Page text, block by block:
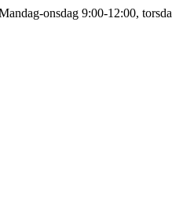
onsdag 9:00-12:00,